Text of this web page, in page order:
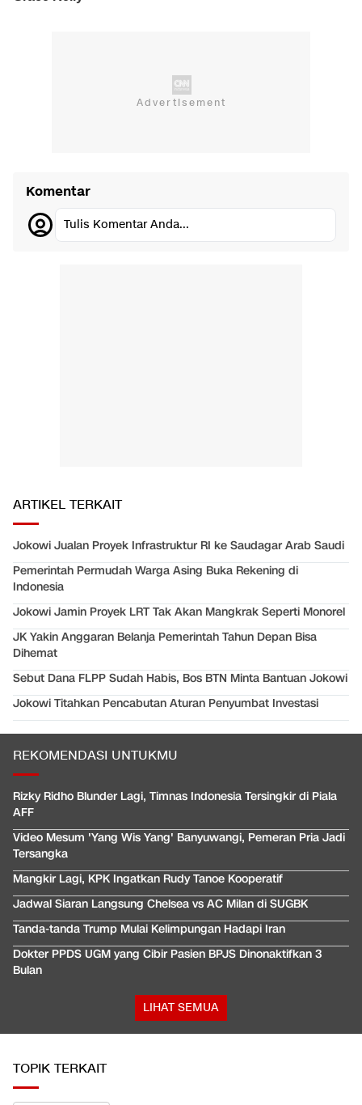
Komentar
Tulis Komentar Anda...
ARTIKEL TERKAIT
Jokowi Jualan Proyek Infrastruktur RI ke Saudagar Arab Saudi
Pemerintah Permudah Warga Asing Buka Rekening di
Indonesia
Jokowi Jamin Proyek LRT Tak Akan Mangkrak Seperti Monorel
JK Yakin Anggaran Belanja Pemerintah Tahun Depan Bisa
Dihemat
Sebut Dana FLPP Sudah Habis, Bos BTN Minta Bantuan Jokowi
Jokowi Titahkan Pencabutan Aturan Penyumbat Investasi
REKOMENDASI UNTUKMU
Rizky Ridho Blunder Lagi, Timnas Indonesia Tersingkir di Piala
AFF
Video Mesum 'Yang Wis Yang' Banyuwangi, Pemeran Pria Jadi
Tersangka
Mangkir Lagi, KPK Ingatkan Rudy Tanoe Kooperatif
Jadwal Siaran Langsung Chelsea vs AC Milan di SUGBK
Tanda-tanda Trump Mulai Kelimpungan Hadapi Iran
Dokter PPDS UGM yang Cibir Pasien BPJS Dinonaktifkan 3
Bulan
LIHAT SEMUA
TOPIK TERKAIT